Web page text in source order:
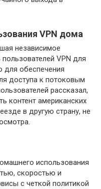
VPN дома
независимое
VPN для
для обеспечения
доступа к потоковым
рассказал,
контент американских
в другую страну, не
использования
скоростью и
с четкой политикой